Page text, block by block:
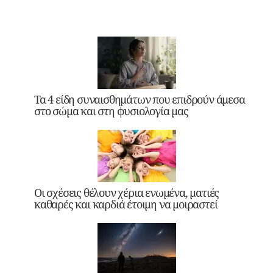
Τα 4 είδη συναισθημάτων που επιδρούν άμεσα
στο σώμα και στη φυσιολογία μας
Οι σχέσεις θέλουν χέρια ενωμένα, ματιές
καθαρές και καρδιά έτοιμη να μοιραστεί